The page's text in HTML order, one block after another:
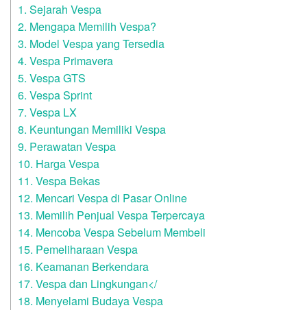
1. Sejarah Vespa
2. Mengapa Memilih Vespa?
3. Model Vespa yang Tersedia
4. Vespa Primavera
5. Vespa GTS
6. Vespa Sprint
7. Vespa LX
8. Keuntungan Memiliki Vespa
9. Perawatan Vespa
10. Harga Vespa
11. Vespa Bekas
12. Mencari Vespa di Pasar Online
13. Memilih Penjual Vespa Terpercaya
14. Mencoba Vespa Sebelum Membeli
15. Pemeliharaan Vespa
16. Keamanan Berkendara
17. Vespa dan Lingkungan</
18. Menyelami Budaya Vespa